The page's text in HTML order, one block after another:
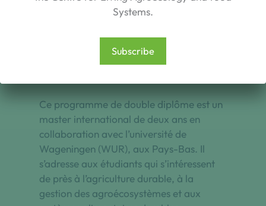
Systems.
Subscribe
Ce programme de double diplôme est un
master international de deux ans en
collaboration avec l’université de
Wageningen (WUR), aux Pays-Bas. Il
s’adresse aux étudiants qui s’intéressent
de près à l’agriculture durable, à la
gestion des agroécosystèmes et aux